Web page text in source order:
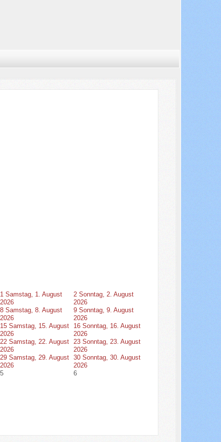
1 Samstag, 1. August
2026
2 Sonntag, 2. August
2026
8 Samstag, 8. August
2026
9 Sonntag, 9. August
2026
15 Samstag, 15. August
2026
16 Sonntag, 16. August
2026
22 Samstag, 22. August
2026
23 Sonntag, 23. August
2026
29 Samstag, 29. August
2026
30 Sonntag, 30. August
2026
5
6